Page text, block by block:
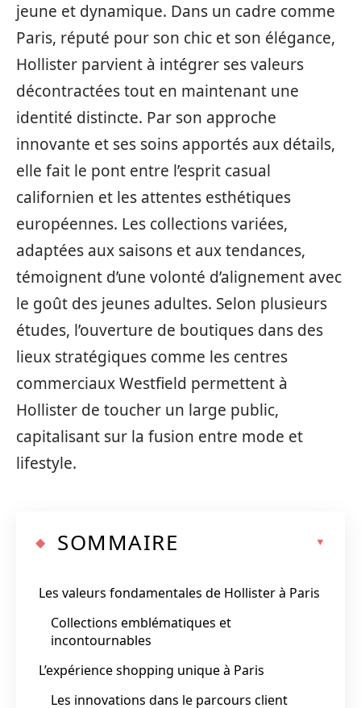
jeune et dynamique. Dans un cadre comme
Paris, réputé pour son chic et son élégance,
Hollister parvient à intégrer ses valeurs
décontractées tout en maintenant une
identité distincte. Par son approche
innovante et ses soins apportés aux détails,
elle fait le pont entre l’esprit casual
californien et les attentes esthétiques
européennes. Les collections variées,
adaptées aux saisons et aux tendances,
témoignent d’une volonté d’alignement avec
le goût des jeunes adultes. Selon plusieurs
études, l’ouverture de boutiques dans des
lieux stratégiques comme les centres
commerciaux Westfield permettent à
Hollister de toucher un large public,
capitalisant sur la fusion entre mode et
lifestyle.
SOMMAIRE
Les valeurs fondamentales de Hollister à Paris
Collections emblématiques et
incontournables
L’expérience shopping unique à Paris
Les innovations dans le parcours client